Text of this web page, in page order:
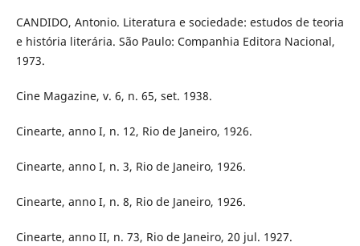
CANDIDO, Antonio. Literatura e sociedade: estudos de teoria
e história literária. São Paulo: Companhia Editora Nacional,
1973.
Cine Magazine, v. 6, n. 65, set. 1938.
Cinearte, anno I, n. 12, Rio de Janeiro, 1926.
Cinearte, anno I, n. 3, Rio de Janeiro, 1926.
Cinearte, anno I, n. 8, Rio de Janeiro, 1926.
Cinearte, anno II, n. 73, Rio de Janeiro, 20 jul. 1927.